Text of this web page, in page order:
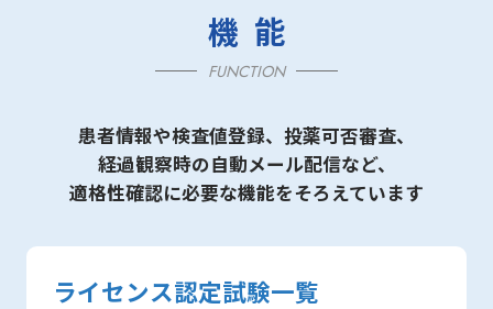
機能
FUNCTION
患者情報や検査値登録、投薬可否審査、
経過観察時の自動メール配信など、
適格性確認に必要な機能をそろえています
ライセンス認定試験一覧